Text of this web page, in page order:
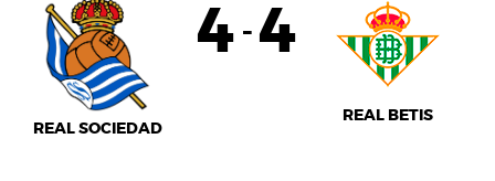
REAL SOCIEDAD
4 - 4
REAL BETIS